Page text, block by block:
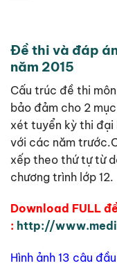
Đề thi và đáp
năm 2015
Cấu trúc đề thi
bảo đảm cho 2
xét tuyển kỳ thi đại
với các năm
xếp theo thứ tự từ
chương trình lớp 12.
Download FULL
: http://
Hình ảnh 13 câu